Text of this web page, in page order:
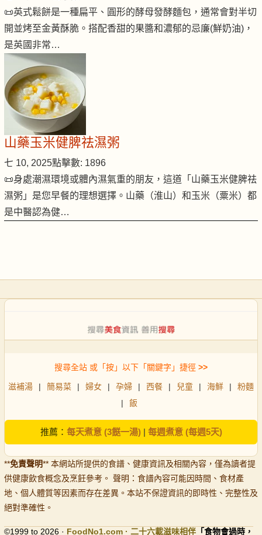
📜英式鬆餅是一種扁平、圓形的酵母發酵麵包，通常會對半切
開並烤至金黃酥脆。搭配香甜的果醬和濃郁的忌廉(鮮奶油)，
是英國非常…
山藥玉米健脾祛濕粥
七 10, 2025點擊數: 1896
📜身處潮濕環境或體內濕氣重的朋友，這道「山藥玉米健脾祛
濕粥」是您早餐的理想選擇。山藥（淮山）和玉米（粟米）都
是中醫認為健…
搜尋全站 或「按」以下「關鍵字」捷徑 >>
滋補湯 | 簡易菜 | 婦女 | 孕婦 | 西餐 | 兒童 | 海鮮 |
粉麵
|
飯
推薦： 每天煮意 (3餸一湯)| 每週煮意 (每週5天)
**免責聲明** 本網站所提供的食譜、健康資訊及相關內容，僅為讀者提
供健康飲食概念及烹飪參考。 聲明：食譜內容可能因時間、食材產
地、個人體質等因素而存在差異。本站不保證資訊的即時性、完整性及
絕對準確性。
©1999 to 2026 · FoodNo1.com · 二十六載滋味相伴 「食物會過時，